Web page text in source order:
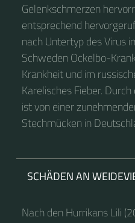
Gelenkschmerzen
entsprechend
nach Untertyp des Virus
Schweden Ockelbo-
Krankheit und im
Karelisches Fieber.
ist von einer
Stechmücken in
SCHÄDEN AN
Nach den Hurrikans Lili